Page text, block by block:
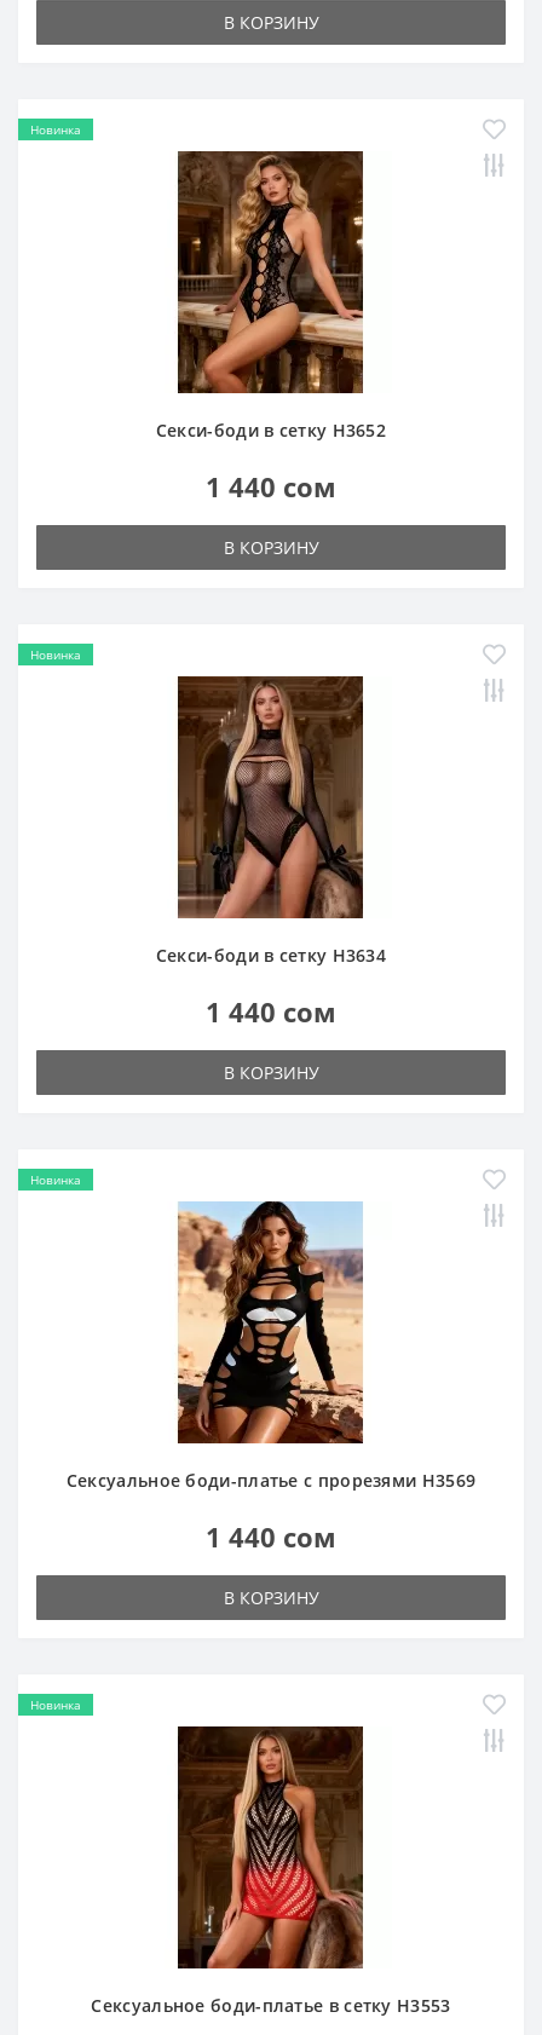
В КОРЗИНУ
Новинка
Секси-боди в сетку H3652
1 440 сом
В КОРЗИНУ
Новинка
Секси-боди в сетку H3634
1 440 сом
В КОРЗИНУ
Новинка
Сексуальное боди-платье с прорезями H3569
1 440 сом
В КОРЗИНУ
Новинка
Сексуальное боди-платье в сетку H3553